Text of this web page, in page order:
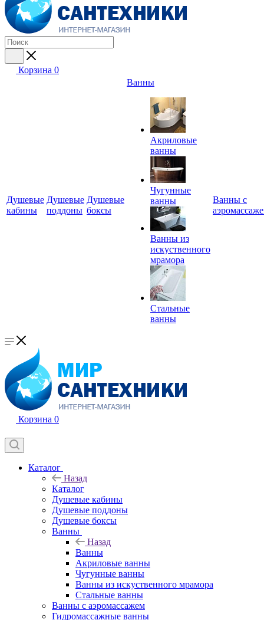
Корзина 0
Душевые
кабины
Душевые
поддоны
Душевые
боксы
Ванны
Акриловые
ванны
Чугунные
ванны
Ванны из
искуственного
мрамора
Стальные
ванны
Ванны с
Корзина 0
Каталог
Назад
Каталог
Душевые кабины
Душевые поддоны
Душевые боксы
Ванны
Назад
Ванны
Акриловые ванны
Чугунные ванны
Ванны из искуственного мрамора
Стальные ванны
Ванны с аэромассажем
Гидромассажные ванны